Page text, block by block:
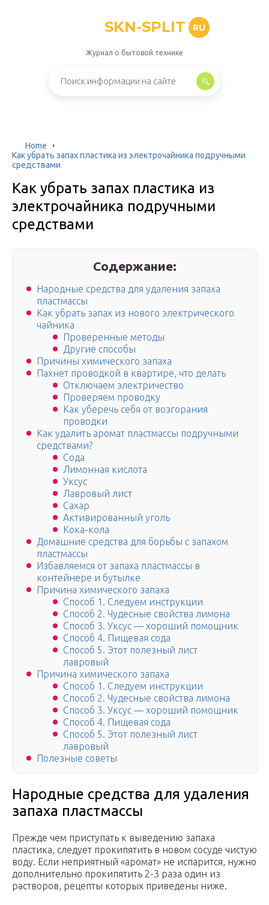
SKN-SPLIT RU
Журнал о бытовой технике
Home
Как убрать запах пластика из электрочайника подручными
средствами
Как убрать запах пластика из
электрочайника подручными
средствами
Содержание:
Народные средства для удаления запаха
пластмассы
Как убрать запах из нового электрического
чайника
Проверенные методы
Другие способы
Причины химического запаха
Пахнет проводкой в квартире, что делать
Отключаем электричество
Проверяем проводку
Как уберечь себя от возгорания
проводки
Как удалить аромат пластмассы подручными
средствами?
Сода
Лимонная кислота
Уксус
Лавровый лист
Сахар
Активированный уголь
Кока-кола
Домашние средства для борьбы с запахом
пластмассы
Избавляемся от запаха пластмассы в
контейнере и бутылке
Причина химического запаха
Способ 1. Следуем инструкции
Способ 2. Чудесные свойства лимона
Способ 3. Уксус — хороший помощник
Способ 4. Пищевая сода
Способ 5. Этот полезный лист
лавровый
Причина химического запаха
Способ 1. Следуем инструкции
Способ 2. Чудесные свойства лимона
Способ 3. Уксус — хороший помощник
Способ 4. Пищевая сода
Способ 5. Этот полезный лист
лавровый
Полезные советы
Народные средства для удаления
запаха пластмассы
Прежде чем приступать к выведению запаха
пластика, следует прокипятить в новом сосуде чистую
воду. Если неприятный «аромат» не испарится, нужно
дополнительно прокипятить 2-3 раза один из
растворов, рецепты которых приведены ниже.